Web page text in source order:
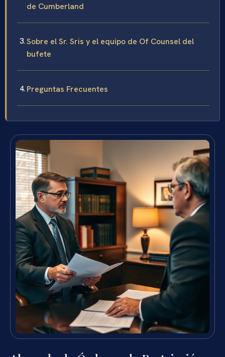
de Cumberland
Sobre el Sr. Sris y el equipo de Of Counsel del
bufete
Preguntas Frecuentes